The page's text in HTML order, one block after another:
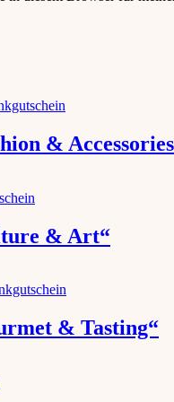
&
& Art“
& Tasting“